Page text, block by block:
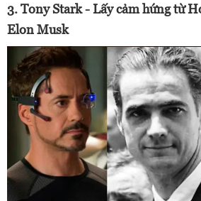
3. Tony Stark - Lấy cảm hứng từ
Elon Musk